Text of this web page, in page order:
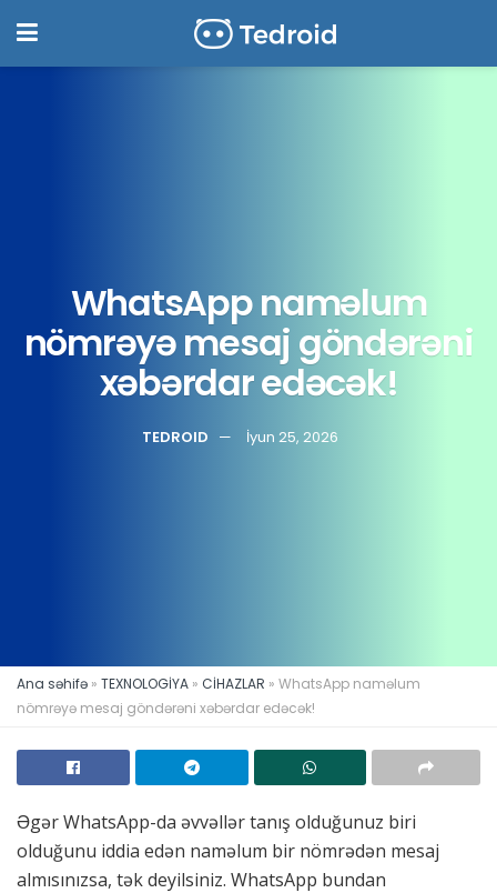
WhatsApp naməlum
nömrəyə mesaj göndərəni
xəbərdar edəcək!
TEDROID İyun 25, 2026
Ana səhifə » TEXNOLOGİYA » CİHAZLAR » WhatsApp naməlum
nömrəyə mesaj göndərəni xəbərdar edəcək!
Əgər WhatsApp-da əvvəllər tanış olduğunuz biri
olduğunu iddia edən naməlum bir nömrədən mesaj
almısınızsa, tək deyilsiniz. WhatsApp bundan